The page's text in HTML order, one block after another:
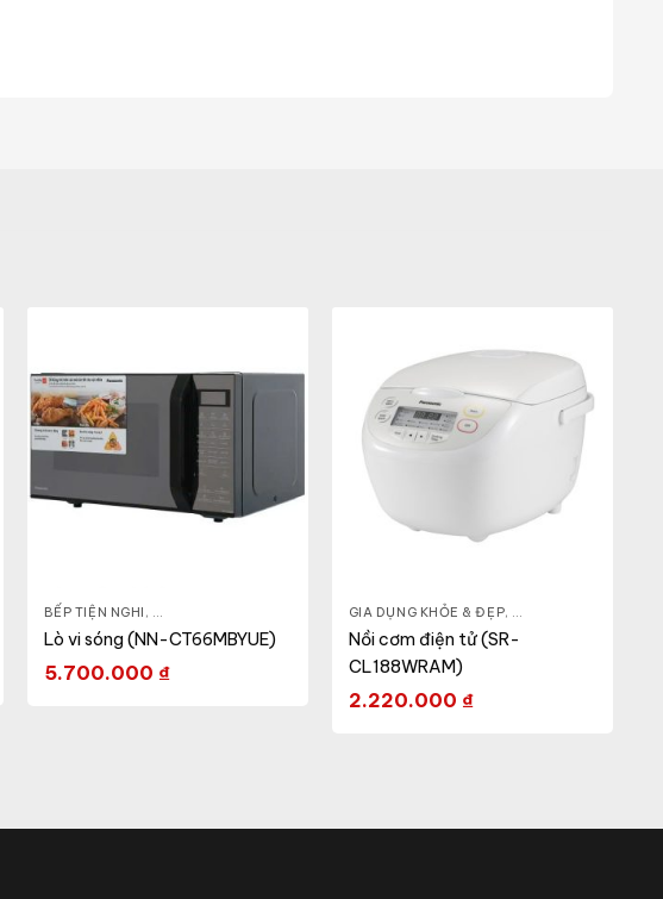
LÒ VI SÓNG
BẾP TIỆN NGHI , LÒ VI SÓNG
Lò vi sóng (NN-CT66MBYUE)
5.700.000 ₫
GIA DỤNG KHỎE & ĐẸP,
Nồi cơm điện tử (SR-
CL188WRAM)
2.220.000 ₫